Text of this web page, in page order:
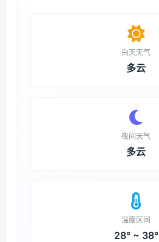
白天天气
多云
夜间天气
多云
温度区间
28° ~ 38°